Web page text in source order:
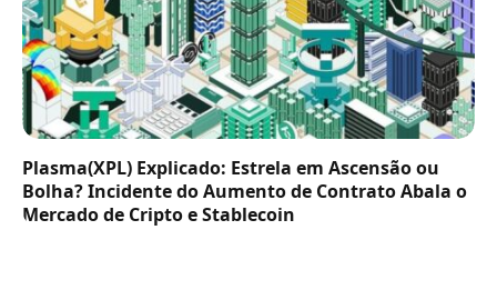
Plasma(XPL) Explicado: Estrela em Ascensão ou
Bolha? Incidente do Aumento de Contrato Abala o
Mercado de Cripto e Stablecoin